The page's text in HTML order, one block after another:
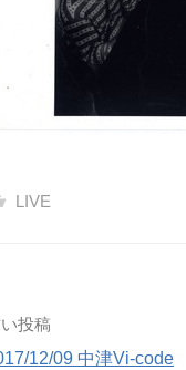
LIVE
投稿
12/09 中津Vi-code